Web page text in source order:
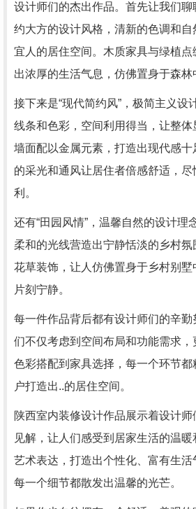
设计师们的杰出作品。首先让我们聊
约大方的设计风格，清新的色调和
宜人的居住空间。木质家具与绿植
出浓厚的生活气息，仿佛置身于森林
接下来是“现代简约风”，极简主义设
线条和色彩，空间利用得当，让整
墙面配以金属元素，打造出现代感十
的采光和通风让居住者倍感舒适，
利。
还有“田园风情”，温馨自然的设计理
柔和的光线营造出宁静恬淡的乡村
花草装饰，让人仿佛置身于乡村别
片刻宁静。
每一件作品背后都有设计师们的辛
们不仅考虑到空间布局和功能需求，
色彩搭配到家具选择，每一个环节
户打造出..的居住空间。
陕西室内装修设计作品展示着设计
见解，让人们感受到居家生活的温
艺术表达，打造出个性化、富有生
每一个细节都散发出温馨的光芒。